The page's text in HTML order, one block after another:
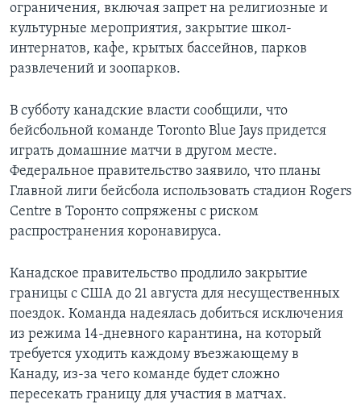
ограничения, включая запрет на религиозные и
культурные мероприятия, закрытие школ-
интернатов, кафе, крытых бассейнов, парков
развлечений и зоопарков.
В субботу канадские власти сообщили, что
бейсбольной команде Toronto Blue Jays придется
играть домашние матчи в другом месте.
Федеральное правительство заявило, что планы
Главной лиги бейсбола использовать стадион Rogers
Centre в Торонто сопряжены с риском
распространения коронавируса.
Канадское правительство продлило закрытие
границы с США до 21 августа для несущественных
поездок. Команда надеялась добиться исключения
из режима 14-дневного карантина, на который
требуется уходить каждому въезжающему в
Канаду, из-за чего команде будет сложно
пересекать границу для участия в матчах.